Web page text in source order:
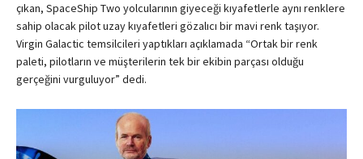
çıkan, SpaceShip Two yolcularının giyeceği kıyafetlerle aynı renklere
sahip olacak pilot uzay kıyafetleri gözalıcı bir mavi renk taşıyor.
Virgin Galactic temsilcileri yaptıkları açıklamada “Ortak bir renk
paleti, pilotların ve müşterilerin tek bir ekibin parçası olduğu
gerçeğini vurguluyor” dedi.